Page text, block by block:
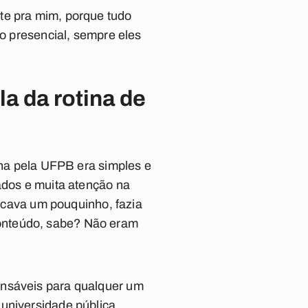
pra mim, porque tudo
presencial, sempre eles
da rotina de
pela UFPB era simples e
e muita atenção na
um pouquinho, fazia
sabe? Não eram
para qualquer um
pública.